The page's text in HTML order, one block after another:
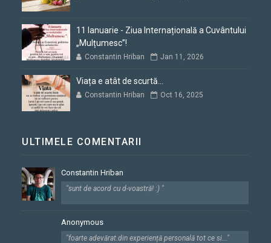
11 Ianuarie - Ziua Internațională a Cuvântului
„Mulțumesc”!
Constantin Hriban Jan 11, 2026
Viața e atât de scurtă...
Constantin Hriban Oct 16, 2025
ULTIMELE COMENTARII
Constantin Hriban
"sunt de acord cu d-voastră! :) "
Anonymous
"foarte adevărat.din experiență personală tot ce si..."